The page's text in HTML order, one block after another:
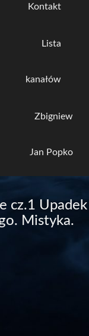
Kontakt
Lista
kanałów
Zbigniew
Jan Popko
cz.1 Upadek
Mistyka.